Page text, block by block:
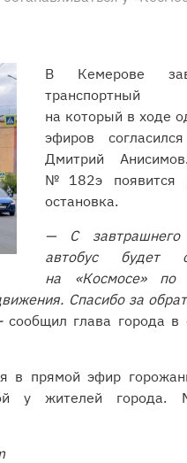
В Кемерове
транспортный
на который в ходе
эфиров
Дмитрий
№ 182э появится
остановка.
— С
автобус будет
на «Космосе»
Спасибо за
сообщил глава города в
в прямой эфир
у жителей города.